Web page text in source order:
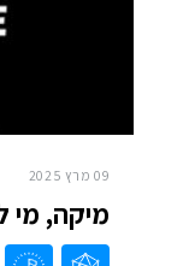
09 מרץ 2025
מיקה, מי